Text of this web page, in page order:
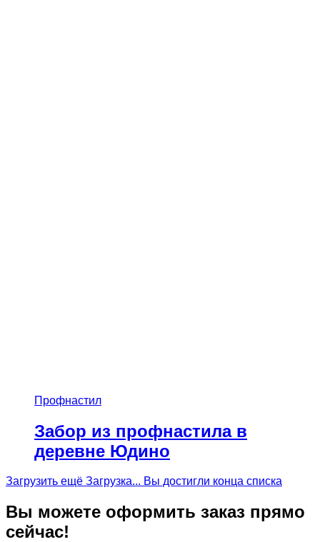
Профнастил
Забор из профнастила в
деревне Юдино
Загрузить ещё Загрузка... Вы достигли конца списка
Вы можете оформить заказ прямо
сейчас!